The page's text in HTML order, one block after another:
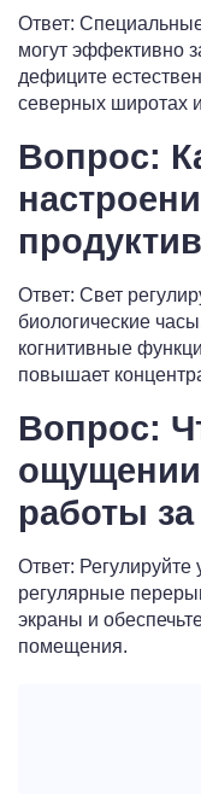
Ответ:
могут эффективно
дефиците
северных широтах
Вопрос:
Ответ: Свет
биологические
когнитивные
повышает
Вопрос:
ощущении
работы
Ответ:
регулярные
экраны и
помещения.